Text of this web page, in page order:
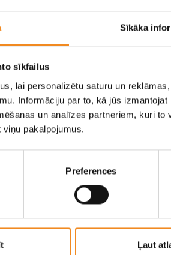
Sīkāka
sīkfailus
lai personalizētu saturu un
Informāciju par to, kā jūs
un analīzes partneriem, kuri
pakalpojumus.
Preferences
Ļaut